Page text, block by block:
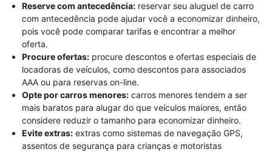
Reserve com antecedência: reservar seu aluguel de carro
com antecedência pode ajudar você a economizar dinheiro,
pois você pode comparar tarifas e encontrar a melhor
oferta.
Procure ofertas: procure descontos e ofertas especiais de
locadoras de veículos, como descontos para associados
AAA ou para reservas on-line.
Opte por carros menores: carros menores tendem a ser
mais baratos para alugar do que veículos maiores, então
considere reduzir o tamanho para economizar dinheiro.
Evite extras: extras como sistemas de navegação GPS,
assentos de segurança para crianças e motoristas